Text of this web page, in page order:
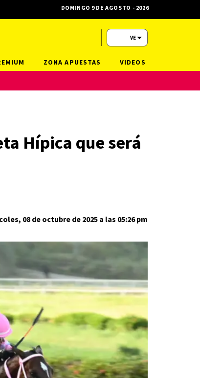
Hípica que será
08 de octubre de 2025 a las 05:26 pm
DOMINGO 9 DE AGOSTO - 2026
VE
ZONA APUESTAS VIDEOS